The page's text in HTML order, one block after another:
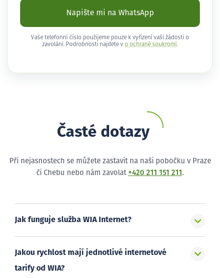
Napište mi na WhatsApp
Vaše telefonní číslo použijeme pouze k vyřízení vaší žádosti o
zavolání. Podrobnosti najdete v o ochraně soukromí .
Časté dotazy
Při nejasnostech se můžete zastavit na naši pobočku v Praze
či Chebu nebo nám zavolat +420 211 151 211 .
Jak funguje služba WIA Internet?
Jakou rychlost mají jednotlivé internetové
tarify od WIA?